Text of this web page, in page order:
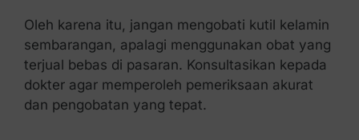
Oleh karena itu, jangan mengobati kutil kelamin
sembarangan, apalagi menggunakan obat yang
terjual bebas di pasaran. Konsultasikan kepada
dokter agar memperoleh pemeriksaan akurat
dan pengobatan yang tepat.